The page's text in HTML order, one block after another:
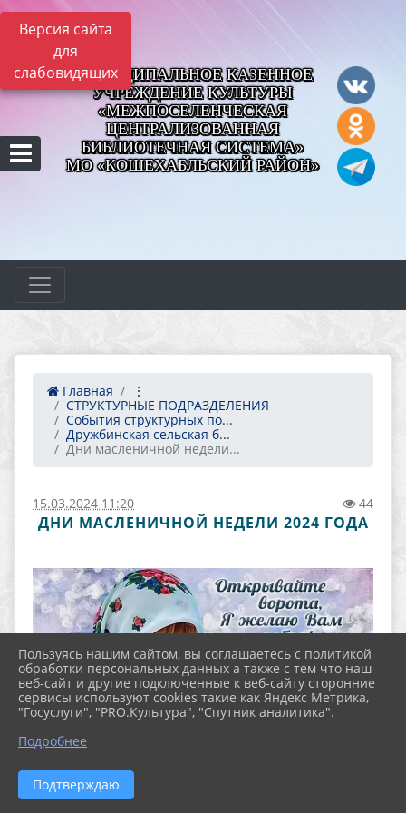
Версия сайта
для
слабовидящихМУНИЦИПАЛЬНОЕ КАЗЕННОЕ
УЧРЕЖДЕНИЕ КУЛЬТУРЫ
«МЕЖПОСЕЛЕНЧЕСКАЯ
ЦЕНТРАЛИЗОВАННАЯ
БИБЛИОТЕЧНАЯ СИСТЕМА»
МО «КОШЕХАБЛЬСКИЙ РАЙОН»
Главная
⋮
СТРУКТУРНЫЕ ПОДРАЗДЕЛЕНИЯ
События структурных по...
Дружбинская сельская б...
Дни масленичной недели...
15.03.2024 11:20 44
ДНИ МАСЛЕНИЧНОЙ НЕДЕЛИ 2024 ГОДА
Пользуясь нашим сайтом, вы соглашаетесь с политикой
обработки персональных данных а также с тем что наш
веб-сайт и другие подключенные к веб-сайту сторонние
сервисы используют cookies такие как Яндекс Метрика,
"Госуслуги", "PRO.Культура", "Спутник аналитика".
Подробнее
Подтверждаю